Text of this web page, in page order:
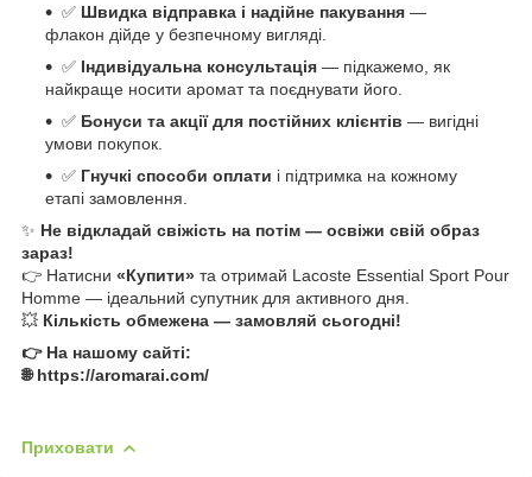
✅ Швидка відправка і надійне пакування —
флакон дійде у безпечному вигляді.
✅ Індивідуальна консультація — підкажемо, як
найкраще носити аромат та поєднувати його.
✅ Бонуси та акції для постійних клієнтів — вигідні
умови покупок.
✅ Гнучкі способи оплати і підтримка на кожному
етапі замовлення.
✨ Не відкладай свіжість на потім — освіжи свій образ
зараз!
👉 Натисни «Купити» та отримай Lacoste Essential Sport Pour
Homme — ідеальний супутник для активного дня.
💥 Кількість обмежена — замовляй сьогодні!
👉 На нашому сайті:
🌐 https://aromarai.com/
Приховати